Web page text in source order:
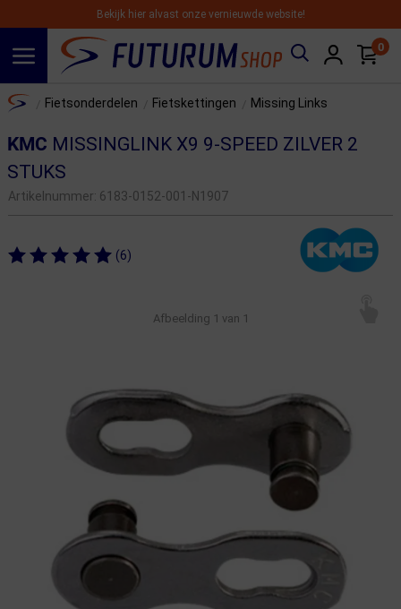
Bekijk hier alvast onze vernieuwde website!
0
Home Fietsonderdelen Fietskettingen Missing Links
KMC MISSINGLINK X9 9-SPEED ZILVER 2
STUKS
Artikelnummer: 6183-0152-001-N1907
(6)
Afbeelding 1 van 1